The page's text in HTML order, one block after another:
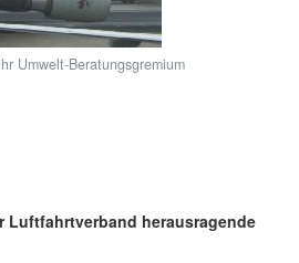
Umwelt-Beratungsgremium
Luftfahrtverband herausragende